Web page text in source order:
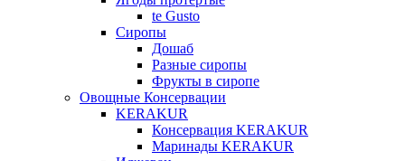
te Gusto
Сиропы
Дошаб
Разные сиропы
Фрукты в сиропе
Овощные Консервации
KERAKUR
Консервация KERAKUR
Маринады KERAKUR